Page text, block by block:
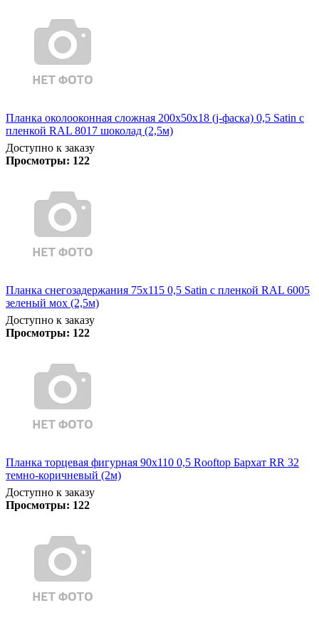
Планка околооконная сложная 200х50х18 (j-фаска) 0,5 Satin с
пленкой RAL 8017 шоколад (2,5м)
Доступно к заказу
Просмотры: 122
Планка снегозадержания 75х115 0,5 Satin с пленкой RAL 6005
зеленый мох (2,5м)
Доступно к заказу
Просмотры: 122
Планка торцевая фигурная 90х110 0,5 Rooftop Бархат RR 32
темно-коричневый (2м)
Доступно к заказу
Просмотры: 122